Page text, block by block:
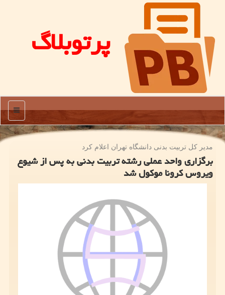
پرتوبلاگ
منو
مدیر كل تربیت بدنی دانشگاه تهران اعلام كرد
برگزاری واحد عملی رشته تربیت بدنی به پس از شیوع
ویروس كرونا موكول شد